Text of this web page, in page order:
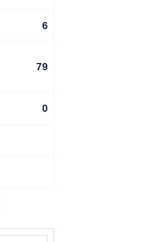
6
79
0